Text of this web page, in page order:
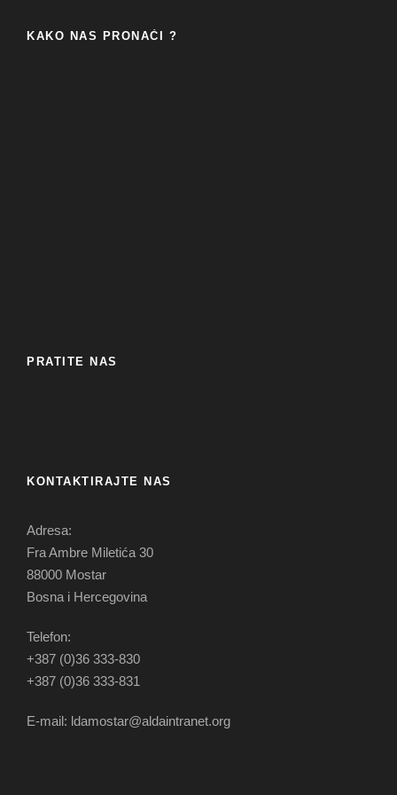
KAKO NAS PRONAĆI ?
PRATITE NAS
KONTAKTIRAJTE NAS
Adresa:
Fra Ambre Miletića 30
88000 Mostar
Bosna i Hercegovina
Telefon:
+387 (0)36 333-830
+387 (0)36 333-831
E-mail: ldamostar@aldaintranet.org